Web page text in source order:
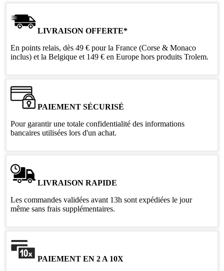
LIVRAISON OFFERTE*
En points relais, dès 49 € pour la France (Corse & Monaco
inclus) et la Belgique et 149 € en Europe hors produits Trolem.
PAIEMENT SÉCURISÉ
Pour garantir une totale confidentialité des informations
bancaires utilisées lors d'un achat.
LIVRAISON RAPIDE
Les commandes validées avant 13h sont expédiées le jour
même sans frais supplémentaires.
PAIEMENT EN 2 A 10X